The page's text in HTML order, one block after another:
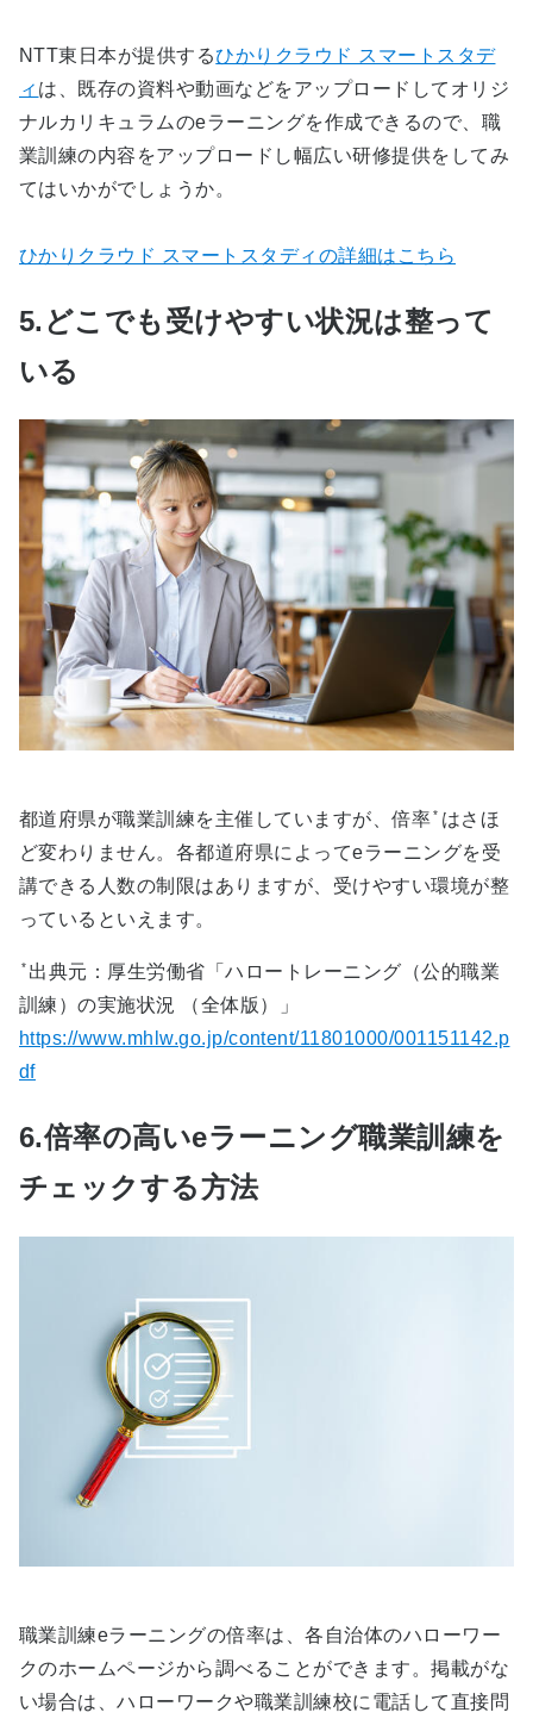
NTT東日本が提供するひかりクラウド スマートスタデ
ィ は、既存の資料や動画などをアップロードしてオリジ
ナルカリキュラムのeラーニングを作成できるので、職
業訓練の内容をアップロードし幅広い研修提供をしてみ
てはいかがでしょうか。
ひかりクラウド スマートスタディの詳細はこちら
5.どこでも受けやすい状況は整って
いる
都道府県が職業訓練を主催していますが、倍率* はさほ
ど変わりません。各都道府県によってeラーニングを受
講できる人数の制限はありますが、受けやすい環境が整
っているといえます。
* 出典元：厚生労働省「ハロートレーニング（公的職業
訓練）の実施状況 （全体版）」
https://www.mhlw.go.jp/content/11801000/001151142.p
df
6.倍率の高いeラーニング職業訓練を
チェックする方法
職業訓練eラーニングの倍率は、各自治体のハローワー
クのホームページから調べることができます。掲載がな
い場合は、ハローワークや職業訓練校に電話して直接問